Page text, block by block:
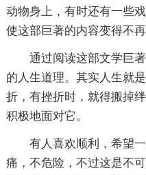
动物身上，有时还有一些
使这部巨著的内容变得不再
通过阅读这部文学巨著
的人生道理。其实人生就
折，有挫折时，就得搬掉
积极地面对它。
有人喜欢顺利，希望一
痛，不危险，不过这是不